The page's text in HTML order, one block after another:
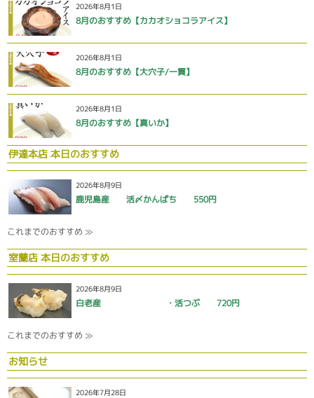
2026年8月1日
8月のおすすめ【カカオショコラアイス】
2026年8月1日
8月のおすすめ【大穴子/一貫】
2026年8月1日
8月のおすすめ【真いか】
伊達本店 本日のおすすめ
2026年8月9日
鹿児島産 活〆かんぱち 550円
これまでのおすすめ ≫
室蘭店 本日のおすすめ
2026年8月9日
白老産 ・活つぶ 720円
これまでのおすすめ ≫
お知らせ
2026年7月28日